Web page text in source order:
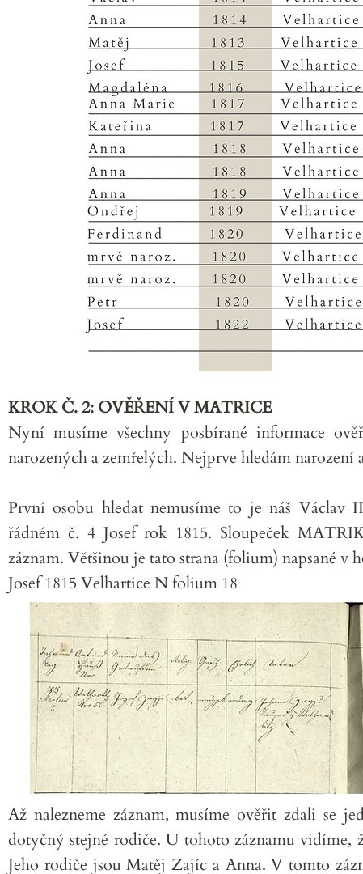
KROK Č. 2: OVĚŘENÍ V MATRICE
Nyní musíme všechny posbírané informace
narozených a zemřelých. Nejprve hledám narození
První osobu hledat nemusíme to je náš Václav
řádném č. 4 Josef rok 1815. Sloupeček
záznam. Většinou je tato strana (folium) napsané v
Josef 1815 Velhartice N folium 18
Až nalezneme záznam, musíme ověřit zdali se
dotyčný stejné rodiče. U tohoto záznamu
Jeho rodiče jsou Matěj Zajíc a Anna. V tomto